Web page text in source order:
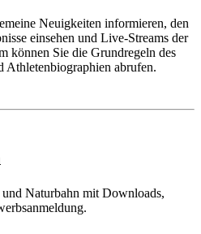
Neuigkeiten informieren, den
einsehen und Live-Streams der
können Sie die Grundregeln des
Athletenbiographien abrufen.
Naturbahn mit Downloads,